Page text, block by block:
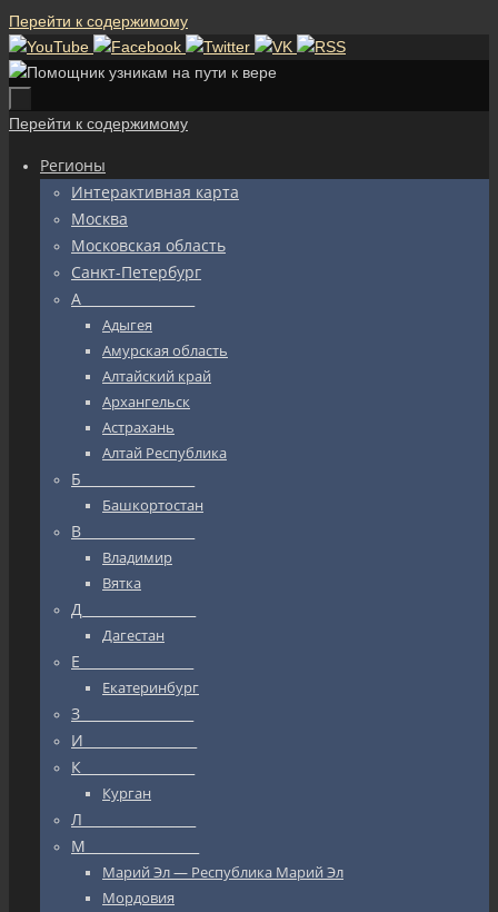
Перейти к содержимому
Перейти к содержимому
Регионы
Интерактивная карта
Москва
Московская область
Санкт-Петербург
А_________________
Адыгея
Амурская область
Алтайский край
Архангельск
Астрахань
Алтай Республика
Б_________________
Башкортостан
В_________________
Владимир
Вятка
Д_________________
Дагестан
Е_________________
Екатеринбург
З_________________
И_________________
К_________________
Курган
Л_________________
М_________________
Марий Эл — Республика Марий Эл
Мордовия